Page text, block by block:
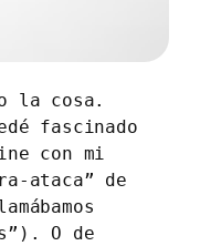
la cosa.
fascinado
con mi
ataca” de
O de